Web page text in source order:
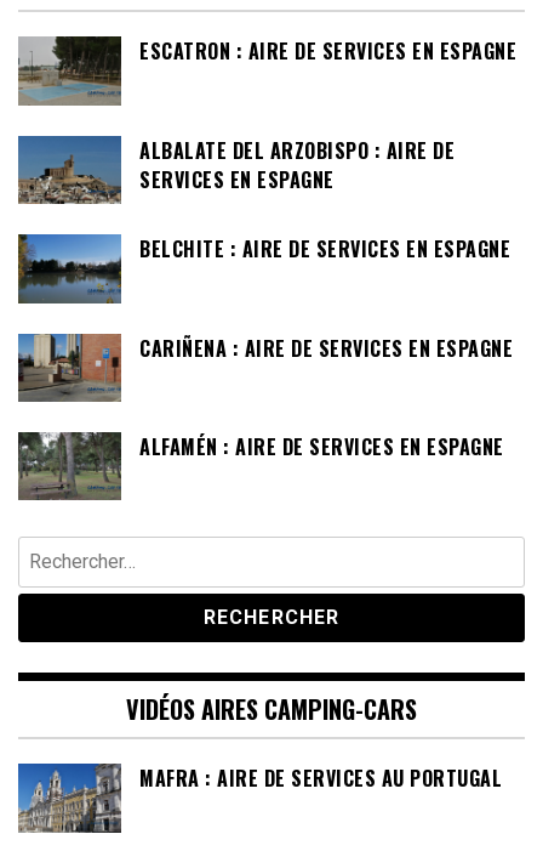
ESCATRON : AIRE DE SERVICES EN ESPAGNE
ALBALATE DEL ARZOBISPO : AIRE DE
SERVICES EN ESPAGNE
BELCHITE : AIRE DE SERVICES EN ESPAGNE
CARIÑENA : AIRE DE SERVICES EN ESPAGNE
ALFAMÉN : AIRE DE SERVICES EN ESPAGNE
Rechercher :
VIDÉOS AIRES CAMPING-CARS
MAFRA : AIRE DE SERVICES AU PORTUGAL